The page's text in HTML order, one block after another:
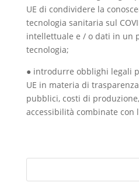
UE di condividere la
tecnologia sanitaria sul
intellettuale e / o dati in un
tecnologia;
● introdurre obblighi legali
UE in materia di
pubblici, costi di
accessibilità combinate con